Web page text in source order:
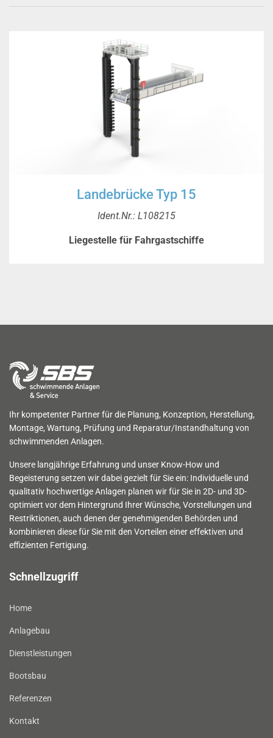
Landebrücke Typ 15
Ident.Nr.: L108215
Liegestelle für Fahrgastschiffe
Ihr kompetenter Partner für die Planung, Konzeption, Herstellung,
Montage, Wartung, Prüfung und Reparatur/Instandhaltung von
schwimmenden Anlagen.
Unsere langjährige Erfahrung und unser Know-How und
Begeisterung setzen wir dabei gezielt für Sie ein: Individuelle und
qualitativ hochwertige Anlagen planen wir für Sie in 2D- und 3D-
optimiert vor dem Hintergrund Ihrer Wünsche, Vorstellungen und
Restriktionen, auch denen der genehmigenden Behörden und
kombinieren diese für Sie mit den Vorteilen einer effektiven und
effizienten Fertigung.
Schnellzugriff
Home
Anlagebau
Dienstleistungen
Bootsbau
Referenzen
Kontakt